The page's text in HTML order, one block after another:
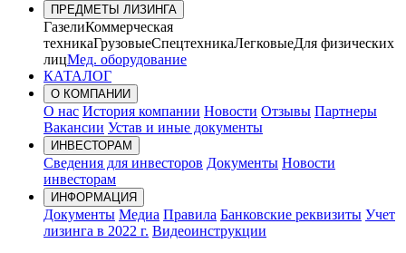
ПРЕДМЕТЫ ЛИЗИНГА
ГазелиКоммерческая
техникаГрузовыеСпецтехникаЛегковыеДля физических
лицМед. оборудование
КАТАЛОГ
О КОМПАНИИ
О нас История компании Новости Отзывы Партнеры
Вакансии Устав и иные документы
ИНВЕСТОРАМ
Сведения для инвесторов Документы Новости
инвесторам
ИНФОРМАЦИЯ
Документы Медиа Правила Банковские реквизиты Учет
лизинга в 2022 г. Видеоинструкции